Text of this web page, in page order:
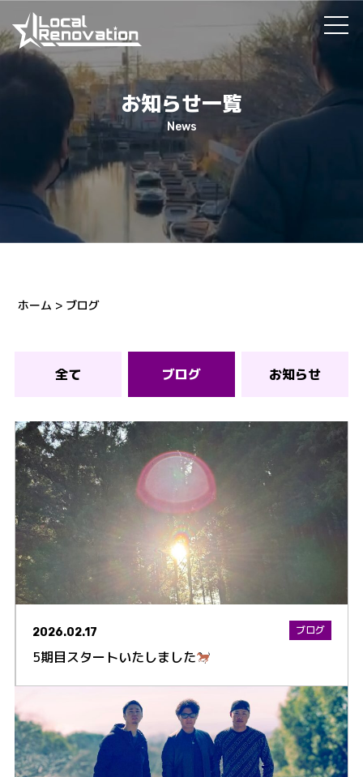
お知らせ一覧
News
ホーム > ブログ
全て ブログ お知らせ
ブログ
2026.02.17
5期目スタートいたしました